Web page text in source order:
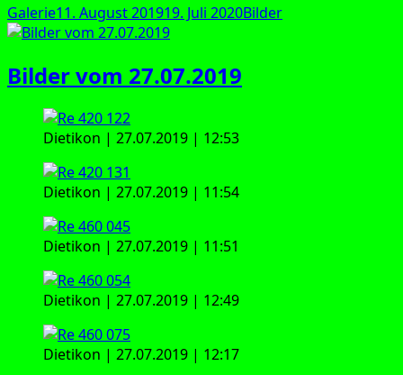
Format
GalerieVeröffentlicht
am
11. August 201919. Juli 2020Kategorien
Bilder
Bilder vom 27.07.2019
Die­ti­kon | 27.07.2019 | 12:53
Die­ti­kon | 27.07.2019 | 11:54
Die­ti­kon | 27.07.2019 | 11:51
Die­ti­kon | 27.07.2019 | 12:49
Die­ti­kon | 27.07.2019 | 12:17